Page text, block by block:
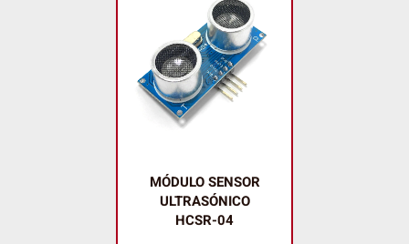
MÓDULO SENSOR
ULTRASÓNICO
HCSR-04